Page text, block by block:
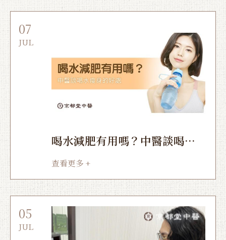
07
JUL
喝水減肥有用嗎？中醫談喝水
瘦身的好處
查看更多 +
05
JUL